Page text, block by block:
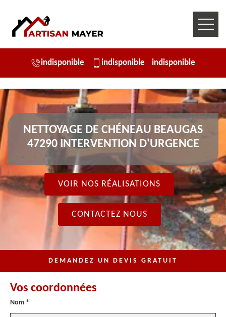
indisponible indisponible indisponible
NETTOYAGE DE CHÉNEAU BEAUGAS
47290 INTERVENTION D'URGENCE
VOIR NOS RÉALISATIONS
CONTACTEZ NOUS
DEMANDEZ UN DEVIS GRATUIT
Vos coordonnées
Nom *